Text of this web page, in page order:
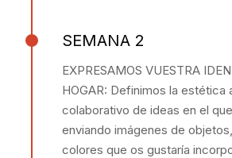
SEMANA 2
EXPRESAMOS VUESTRA
HOGAR: Definimos la estética
colaborativo de ideas en el
enviando imágenes de
colores que os gustaría